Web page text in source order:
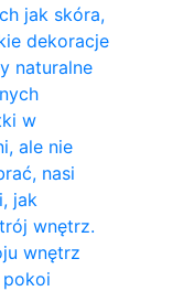
jak skóra,
dekoracje
naturalne
w
ale nie
nasi
jak
wnętrz.
wnętrz